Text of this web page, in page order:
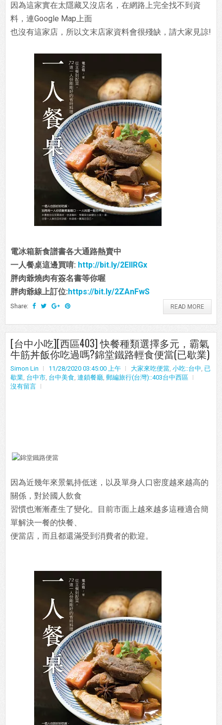
因為這家實在太隱藏又沒店名，在網路上完全找不到資
料，連Google Map上面
也沒有這家店，所以文末店家資料會很殘缺，請大家見諒!
電冰箱新食譜書各大通路熱賣中
一人餐桌這邊買唷: http://bit.ly/2EIIRGx
胖肉爺燒肉有簽名書等你喔
胖肉爺線上訂位:https://bit.ly/2ZAnFwS
Share: READ MORE
[台中小吃][西區403] 快餐種類選擇多元，霸氣
牛筋丼飯你吃過嗎?錦堂鐵路輕食便當(已歇業)
Simon Lin 11/28/2020 03:45:00 上午 大家來吃便當, 小吃::台中, 已
歇業, 台中市, 台中美食, 連鎖餐廳, 郵編旅行(台灣)::403台中西區
沒有留言
因為近幾年來景氣持低迷，以及單身人口密度越來越高的
關係，對於國人飲食
習慣也漸漸產生了變化。目前市面上越來越多這種適合簡
單解決一餐的快餐、
便當店，而且都還滿受到消費者的歡迎。